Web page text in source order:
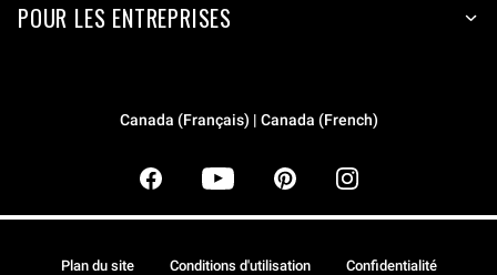
POUR LES ENTREPRISES
Canada (Français) | Canada (French)
Plan du site Conditions d'utilisation Confidentialité